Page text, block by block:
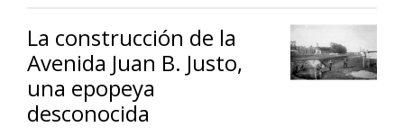
La construcción de la
Avenida Juan B. Justo,
una epopeya
desconocida